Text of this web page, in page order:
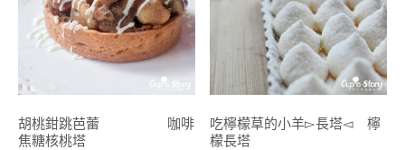
胡桃鉗跳芭蕾 咖啡
焦糖核桃塔
吃檸檬草的小羊▻長塔◅ 檸
檬長塔